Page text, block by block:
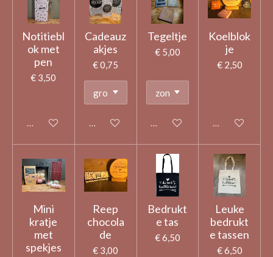
Notitiebl
ok met
pen
€ 3,50
Uitgeschakeld
Cadeauz
akjes
€ 0,75
Uitgeschakeld
Tegeltje
€ 5,00
Uitgeschakeld
Koelblok
je
€ 2,50
Uitgeschakeld
Mini
kratje
met
spekjes
Reep
chocola
de
€ 3,00
Bedrukt
e tas
€ 6,50
Leuke
bedrukt
e tassen
€ 6,50